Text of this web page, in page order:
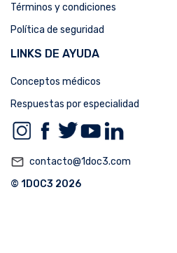
Términos y condiciones
Política de seguridad
LINKS DE AYUDA
Conceptos médicos
Respuestas por especialidad
mail_outline contacto@1doc3.com
© 1DOC3 2026